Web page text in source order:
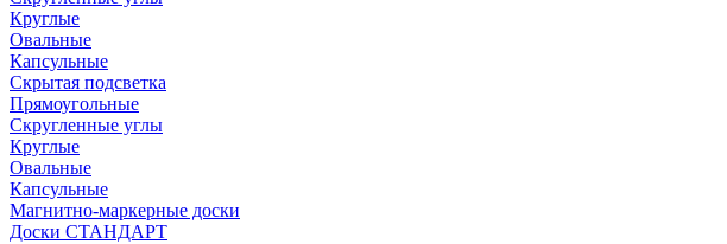
Круглые
Овальные
Капсульные
Скрытая подсветка
Прямоугольные
Скругленные углы
Круглые
Овальные
Капсульные
Магнитно-маркерные доски
Доски СТАНДАРТ